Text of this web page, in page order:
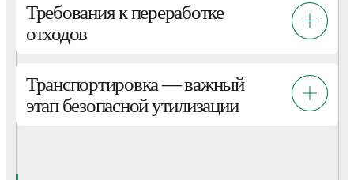
Требования к переработке
отходов
Транспортировка — важный
этап безопасной утилизации